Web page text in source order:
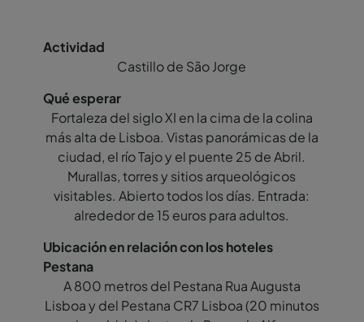
Castillo de São Jorge
Fortaleza del siglo XI en la cima de la colina
más alta de Lisboa. Vistas panorámicas de la
ciudad, el río Tajo y el puente 25 de Abril.
Murallas, torres y sitios arqueológicos
visitables. Abierto todos los días. Entrada:
alrededor de 15 euros para adultos.
A 800 metros del Pestana Rua Augusta
Lisboa y del Pestana CR7 Lisboa (20 minutos